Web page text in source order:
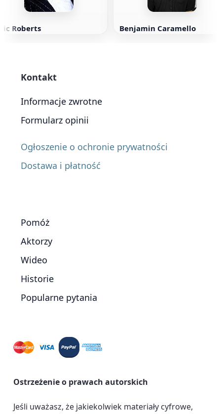
Roberts Benjamin Caramello
Kontakt
Informacje zwrotne
Formularz opinii
Ogłoszenie o ochronie prywatności
Dostawa i płatność
Pomóż
Aktorzy
Wideo
Historie
Popularne pytania
Ostrzeżenie o prawach autorskich
Jeśli uważasz, że jakiekolwiek materiały cyfrowe,